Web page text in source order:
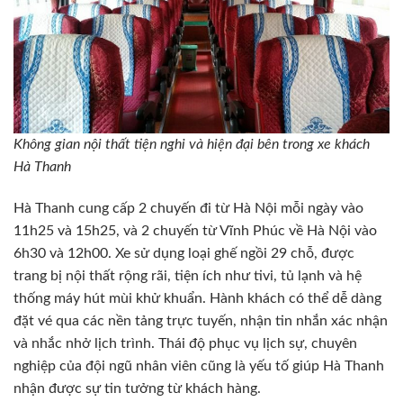
Không gian nội thất tiện nghi và hiện đại bên trong xe khách
Hà Thanh
Hà Thanh cung cấp 2 chuyến đi từ Hà Nội mỗi ngày vào
11h25 và 15h25, và 2 chuyến từ Vĩnh Phúc về Hà Nội vào
6h30 và 12h00. Xe sử dụng loại ghế ngồi 29 chỗ, được
trang bị nội thất rộng rãi, tiện ích như tivi, tủ lạnh và hệ
thống máy hút mùi khử khuẩn. Hành khách có thể dễ dàng
đặt vé qua các nền tảng trực tuyến, nhận tin nhắn xác nhận
và nhắc nhở lịch trình. Thái độ phục vụ lịch sự, chuyên
nghiệp của đội ngũ nhân viên cũng là yếu tố giúp Hà Thanh
nhận được sự tin tưởng từ khách hàng.